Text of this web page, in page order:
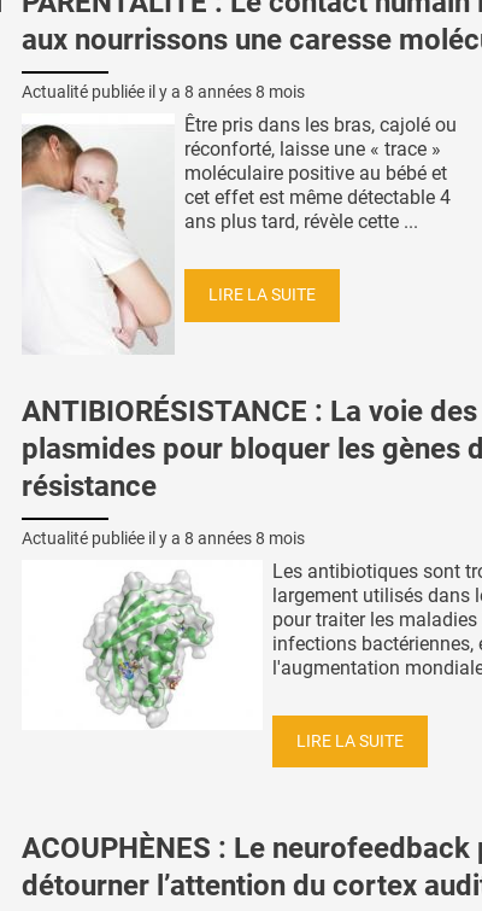
aux nourrissons une caresse
Actualité publiée il y a 8 années 8 mois
Être pris dans les bras, cajolé ou
réconforté, laisse une « trace »
moléculaire positive au bébé et
cet effet est même détectable 4
ans plus tard, révèle cette ...
LIRE LA SUITE
ANTIBIORÉSISTANCE : La voie des
plasmides pour bloquer les gènes
résistance
Actualité publiée il y a 8 années 8 mois
Les antibiotiques sont
largement utilisés dans
pour traiter les maladies
infections bactériennes,
l'augmentation mondiale
LIRE LA SUITE
ACOUPHÈNES : Le neurofeedback
détourner l’attention du cortex